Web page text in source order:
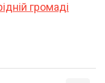
громаді